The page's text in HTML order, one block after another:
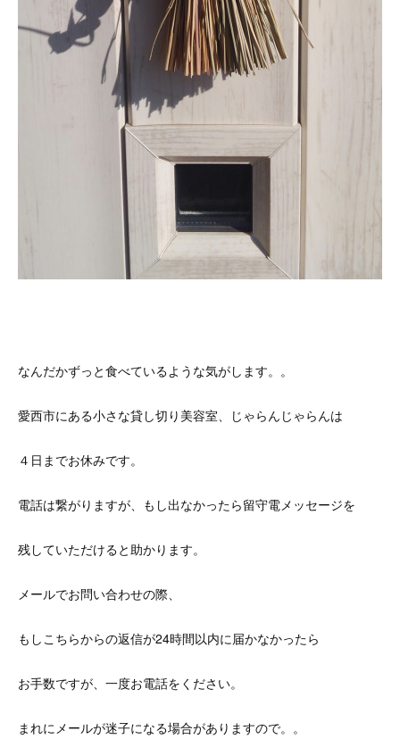
なんだかずっと食べているような気がします。。
愛西市にある小さな貸し切り美容室、じゃらんじゃらんは
４日までお休みです。
電話は繋がりますが、もし出なかったら留守電メッセージを
残していただけると助かります。
メールでお問い合わせの際、
もしこちらからの返信が24時間以内に届かなかったら
お手数ですが、一度お電話をください。
まれにメールが迷子になる場合がありますので。。